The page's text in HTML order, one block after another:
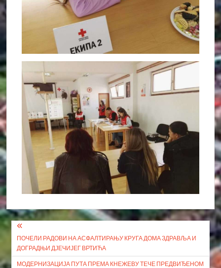
Кретање
чланка
ПОЧЕЛИ РАДОВИ НА АСФАЛТИРАЊУ КРУГА ДОМА ЗДРАВЉА И
ДОГРАДЊИ ДЈЕЧИЈЕГ ВРТИЋА
МОДЕРНИЗАЦИЈА ПУТА ПРЕМА КНЕЖЕВУ ТЕЧЕ ПРЕДВИЂЕНОМ